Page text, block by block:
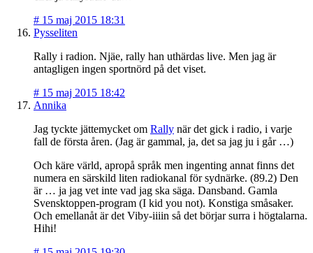
# 15 maj 2015 18:31
Pysseliten
Rally i radion. Njäe, rally han uthärdas live. Men jag är
antagligen ingen sportnörd på det viset.
# 15 maj 2015 18:42
Annika
Jag tyckte jättemycket om Rally när det gick i radio, i varje
fall de första åren. (Jag är gammal, ja, det sa jag ju i går …)
Och käre värld, apropå språk men ingenting annat finns det
numera en särskild liten radiokanal för sydnärke. (89.2) Den
är … ja jag vet inte vad jag ska säga. Dansband. Gamla
Svensktoppen-program (I kid you not). Konstiga småsaker.
Och emellanåt är det Viby-iiiin så det börjar surra i högtalarna.
Hihi!